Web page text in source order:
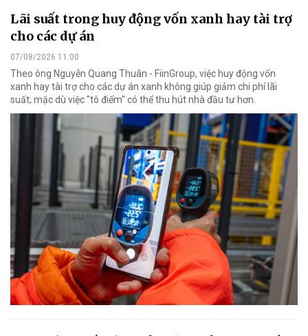
Lãi suất trong huy động vốn xanh hay tài trợ
cho các dự án
07/08/2026 11:00
Theo ông Nguyễn Quang Thuân - FiinGroup, việc huy động vốn
xanh hay tài trợ cho các dự án xanh không giúp giảm chi phí lãi
suất; mặc dù việc "tô điểm" có thể thu hút nhà đầu tư hơn.